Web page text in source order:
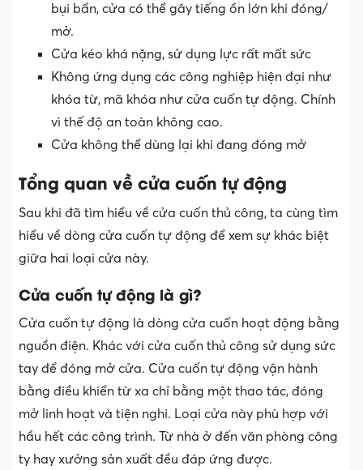
bụi bẩn, cửa có thể gây tiếng ồn lớn khi đóng/
mở.
Cửa kéo khá nặng, sử dụng lực rất mất sức
Không ứng dụng các công nghiệp hiện đại như
khóa từ, mã khóa như cửa cuốn tự động. Chính
vì thế độ an toàn không cao.
Cửa không thể dùng lại khi đang đóng mở
Tổng quan về cửa cuốn tự động
Sau khi đã tìm hiểu về cửa cuốn thủ công, ta cùng tìm
hiểu về dòng cửa cuốn tự động để xem sự khác biệt
giữa hai loại cửa này.
Cửa cuốn tự động là gì?
Cửa cuốn tự động là dòng cửa cuốn hoạt động bằng
nguồn điện. Khác với cửa cuốn thủ công sử dụng sức
tay để đóng mở cửa. Cửa cuốn tự động vận hành
bằng điều khiển từ xa chỉ bằng một thao tác, đóng
mở linh hoạt và tiện nghi. Loại cửa này phù hợp với
hầu hết các công trình. Từ nhà ở đến văn phòng công
ty hay xưởng sản xuất đều đáp ứng được.